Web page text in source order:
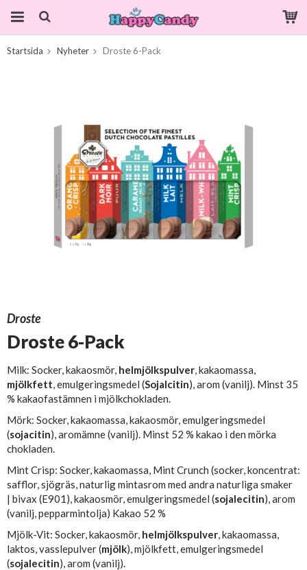
Startsida Nyheter Droste 6-Pack
Droste
Droste 6-Pack
Milk: Socker, kakaosmör, helmjölkspulver, kakaomassa,
mjölkfett, emulgeringsmedel (Sojalcitin), arom (vanilj). Minst 35
% kakaofastämnen i mjölkchokladen.
Mörk: Socker, kakaomassa, kakaosmör, emulgeringsmedel
(sojacitin), aromämne (vanilj). Minst 52 % kakao i den mörka
chokladen.
Mint Crisp: Socker, kakaomassa, Mint Crunch (socker, koncentrat:
safflor, sjögräs, naturlig mintasrom med andra naturliga smaker
| bivax (E901), kakaosmör, emulgeringsmedel (sojalecitin), arom
(vanilj, pepparmintolja) Kakao 52 %
Mjölk-Vit: Socker, kakaosmör, helmjölkspulver, kakaomassa,
laktos, vasslepulver (mjölk), mjölkfett, emulgeringsmedel
(sojalecitin), arom (vanilj).